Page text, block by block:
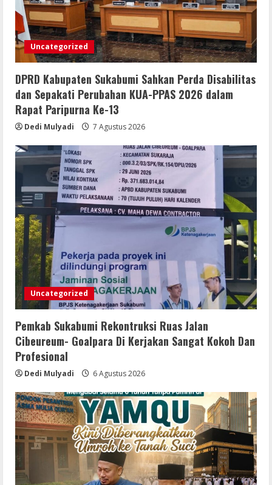
4
TANGKAP OKNUM IS PREMAN YANG
MENGAKU DARI PT LKA, MENGANCAM
MEDIA DAN LEMBAGA SERTA BERUPAYA
MELAKUKAN SUAP!
6 Agustus 2026
Bupati Buol dan Wakil Bupati Hadiri
Peringatan Maulid Arbain ke-7 di
Uncategorized
DPRD Kabupaten Sukabumi Sahkan Perda Disabilitas
dan Sepakati Perubahan KUA-PPAS 2026 dalam
Rapat Paripurna Ke-13
Dedi Mulyadi 7 Agustus 2026
Uncategorized
Pemkab Sukabumi Rekontruksi Ruas Jalan
Cibeureum- Goalpara Di Kerjakan Sangat Kokoh Dan
Profesional
Dedi Mulyadi 6 Agustus 2026